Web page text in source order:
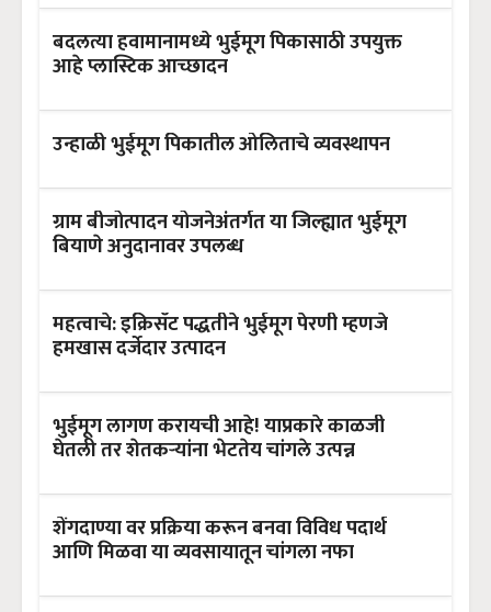
बदलत्या हवामानामध्ये भुईमूग पिकासाठी उपयुक्त
आहे प्लास्टिक आच्छादन
उन्हाळी भुईमूग पिकातील ओलिताचे व्यवस्थापन
ग्राम बीजोत्पादन योजनेअंतर्गत या जिल्ह्यात भुईमूग
बियाणे अनुदानावर उपलब्ध
महत्वाचे: इक्रिसॅट पद्धतीने भुईमूग पेरणी म्हणजे
हमखास दर्जेदार उत्पादन
भुईमूग लागण करायची आहे! याप्रकारे काळजी
घेतली तर शेतकऱ्यांना भेटतेय चांगले उत्पन्न
शेंगदाण्या वर प्रक्रिया करून बनवा विविध पदार्थ
आणि मिळवा या व्यवसायातून चांगला नफा